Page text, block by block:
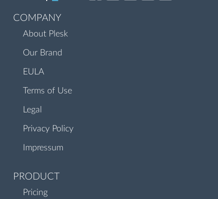
COMPANY
About Plesk
Our Brand
EULA
Terms of Use
Legal
Privacy Policy
Impressum
PRODUCT
Pricing